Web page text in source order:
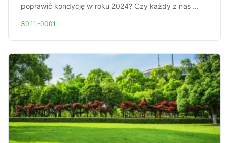
poprawić kondycję w roku 2024? Czy każdy z nas ...
30.11.-0001